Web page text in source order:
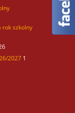
rok szkolny
2027 1